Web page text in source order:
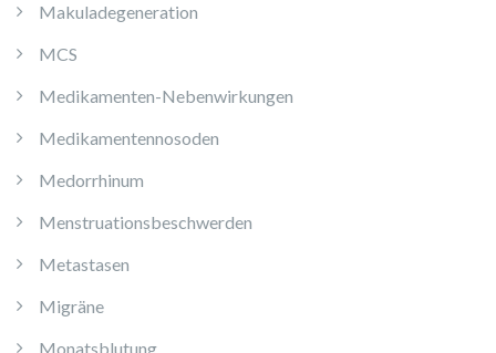
Makuladegeneration
MCS
Medikamenten-Nebenwirkungen
Medikamentennosoden
Medorrhinum
Menstruationsbeschwerden
Metastasen
Migräne
Monatsblutung